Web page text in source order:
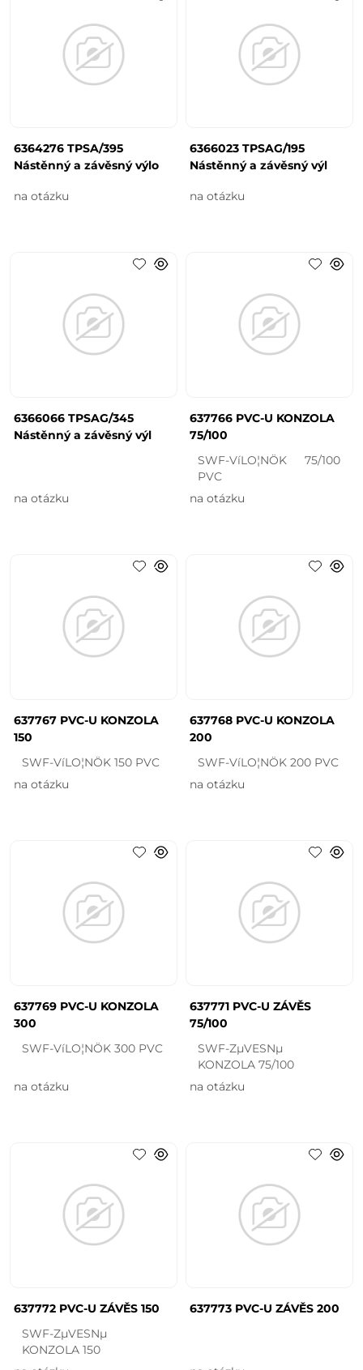
6364276 TPSA/395
Nástěnný a závěsný výlo
na otázku
6366023 TPSAG/195
Nástěnný a závěsný výl
na otázku
6366066 TPSAG/345
Nástěnný a závěsný výl
na otázku
637766 PVC-U KONZOLA
75/100
SWF-VíLO¦NÖK 75/100
PVC
na otázku
637767 PVC-U KONZOLA
150
SWF-VíLO¦NÖK 150 PVC
na otázku
637768 PVC-U KONZOLA
200
SWF-VíLO¦NÖK 200 PVC
na otázku
637769 PVC-U KONZOLA
300
SWF-VíLO¦NÖK 300 PVC
na otázku
637771 PVC-U ZÁVĚS
75/100
SWF-ZµVESNµ
KONZOLA 75/100
na otázku
637772 PVC-U ZÁVĚS 150
SWF-ZµVESNµ
KONZOLA 150
637773 PVC-U ZÁVĚS 200